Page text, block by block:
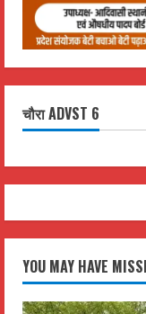
चौरा ADVST 6
YOU MAY HAVE